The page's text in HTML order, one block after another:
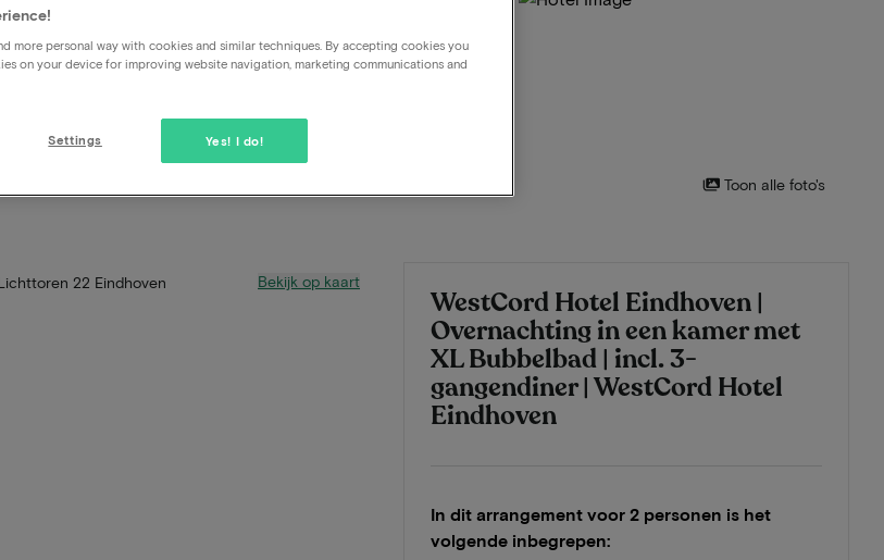
Toon alle foto's
WestCord Hotel Eindhoven |
Overnachting in een kamer met
XL Bubbelbad | incl. 3-
gangendiner | WestCord Hotel
Eindhoven
In dit arrangement voor 2 personen is het
volgende inbegrepen:
22 Eindhoven Bekijk op kaart
more personal way with cookies and similar techniques. By accepting cookies you
on your device for improving website navigation, marketing communications and
Yes! I do!
Settings